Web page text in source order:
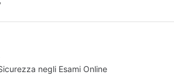
negli Esami Online